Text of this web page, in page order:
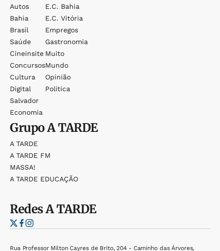
Autos
Bahia
Brasil
Saúde
Cineinsite
Concursos
Cultura
Digital
Salvador
Economia
E.c. Bahia
E.c. Vitória
Empregos
Gastronomia
Muito
Mundo
Opinião
Política
GrupoA TARDE
A TARDE
A TARDE FM
MASSA!
A TARDE EDUCAÇÃO
RedesA TARDE
Rua Professor Milton Cayres de Brito, 204 - Caminho das Árvores,